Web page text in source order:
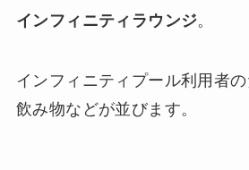
インフィニティラウンジ。
インフィニティプール利用者
飲み物などが並びます。